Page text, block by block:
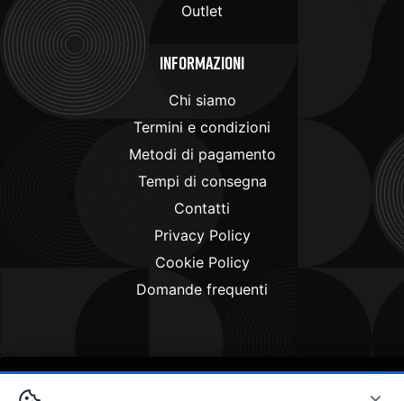
Outlet
Informazioni
Chi siamo
Termini e condizioni
Metodi di pagamento
Tempi di consegna
Contatti
Privacy Policy
Cookie Policy
Domande frequenti
Copyright © 2024 . All rights reserved